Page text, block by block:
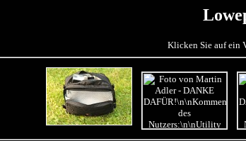
Klicken Sie auf ein